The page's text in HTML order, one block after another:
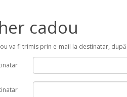
cadou
va fi trimis prin e-mail la destinatar,